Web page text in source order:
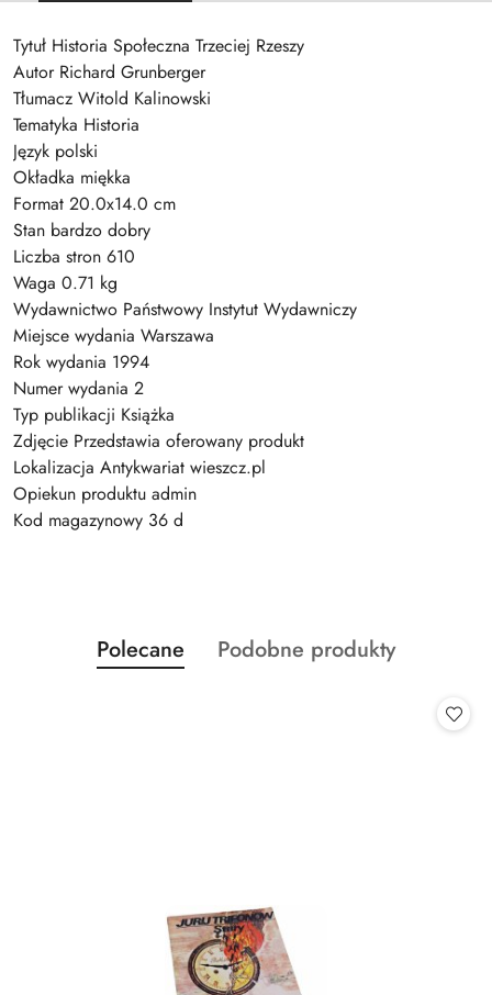
Tytuł Historia Społeczna Trzeciej Rzeszy
Autor Richard Grunberger
Tłumacz Witold Kalinowski
Tematyka Historia
Język polski
Okładka miękka
Format 20.0x14.0 cm
Stan bardzo dobry
Liczba stron 610
Waga 0.71 kg
Wydawnictwo Państwowy Instytut Wydawniczy
Miejsce wydania Warszawa
Rok wydania 1994
Numer wydania 2
Typ publikacji Książka
Zdjęcie Przedstawia oferowany produkt
Lokalizacja Antykwariat wieszcz.pl
Opiekun produktu admin
Kod magazynowy 36 d
Pomiń karuzelę produktów
Produkty
o
Polecane
Produkty
Podobne produkty